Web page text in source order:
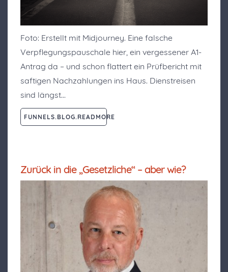
Foto: Erstellt mit Midjourney. Eine falsche
Verpflegungspauschale hier, ein vergessener A1-
Antrag da – und schon flattert ein Prüfbericht mit
saftigen Nachzahlungen ins Haus. Dienstreisen
sind längst…
FUNNELS.BLOG.READMORE
Zurück in die „Gesetzliche“ – aber wie?